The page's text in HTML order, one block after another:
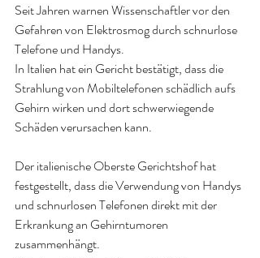
Seit Jahren warnen Wissenschaftler vor den
Gefahren von Elektrosmog durch schnurlose
Telefone und Handys.
In Italien hat ein Gericht bestätigt, dass die
Strahlung von Mobiltelefonen schädlich aufs
Gehirn wirken und dort schwerwiegende
Schäden verursachen kann.
Der italienische Oberste Gerichtshof hat
festgestellt, dass die Verwendung von Handys
und schnurlosen Telefonen direkt mit der
Erkrankung an Gehirntumoren
zusammenhängt.